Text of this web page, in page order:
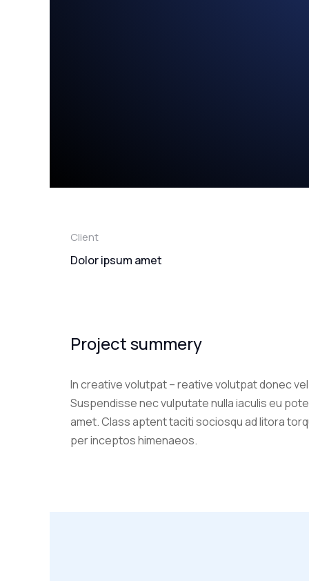
Client
Dolor ipsum amet
Project summery
In creative volutpat – reative volutpat donec
Suspendisse nec vulputate nulla iaculis eu
amet. Class aptent taciti sociosqu ad litora
per inceptos himenaeos.